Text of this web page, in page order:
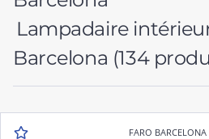
Lampadaire
Barcelona (134
FARO BARCELONA